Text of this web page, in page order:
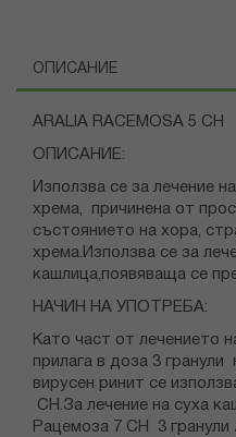
ОПИСАНИЕ
ARALIA RACEMOSA 5 CH
ОПИСАНИЕ:
Използва се за лечение
хрема, причинена от
състоянието на хора,
хрема.Използва се за
кашлица,появяваща се
НАЧИН НА УПОТРЕБА:
Като част от лечението
прилага в доза 3 гранули
вирусен ринит се
CH.За лечение на суха
Рацемоза 7 CH 3